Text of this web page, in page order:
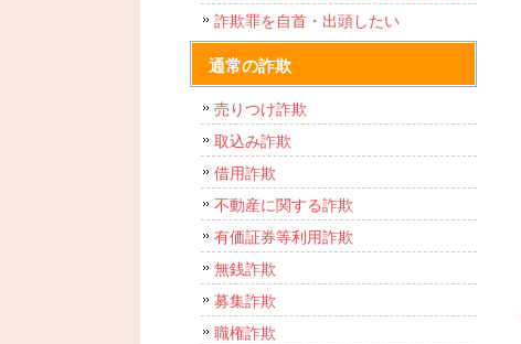
詐欺罪を自首・出頭したい
通常の詐欺
売りつけ詐欺
取込み詐欺
借用詐欺
不動産に関する詐欺
有価証券等利用詐欺
無銭詐欺
募集詐欺
職権詐欺